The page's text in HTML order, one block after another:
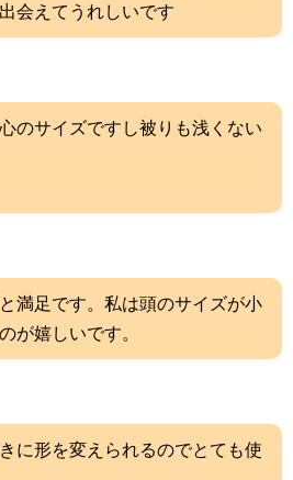
会えてうれしいです
のサイズですし被りも浅くない
満足です。私は頭のサイズが小
が嬉しいです。
に形を変えられるのでとても使